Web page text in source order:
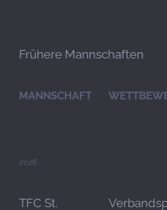
Frühere Mannschaften
MANNSCHAFT
2026
TFC St.